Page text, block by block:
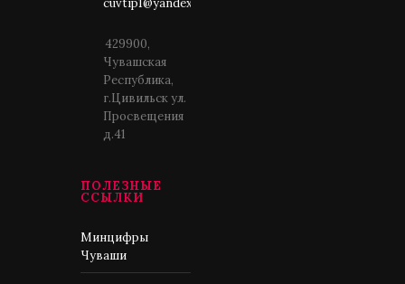
cuvtip1@yandex.ru
429900,
Чувашская
Республика,
г.Цивильск ул.
Просвещения
д.41
ПОЛЕЗНЫЕ
ССЫЛКИ
Минцифры
Чуваши